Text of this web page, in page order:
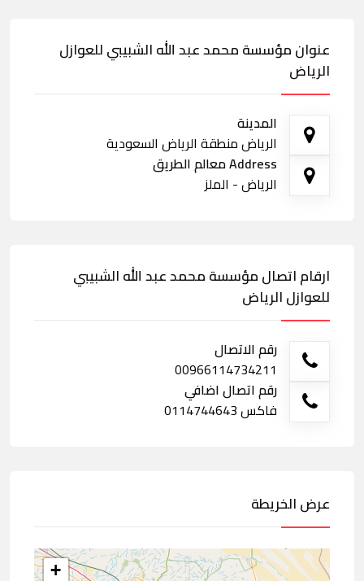
عنوان مؤسسة محمد عبد الله الشبيبي للعوازل
الرياض
المدينة
الرياض منطقة الرياض السعودية
Address معالم الطريق
الرياض - الملز
ارقام اتصال مؤسسة محمد عبد الله الشبيبي
للعوازل الرياض
رقم الاتصال
00966114734211
رقم اتصال اضافي
فاكس 0114744643
عرض الخريطة
+